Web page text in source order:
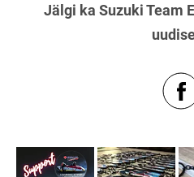
Jälgi ka Suzuki Team